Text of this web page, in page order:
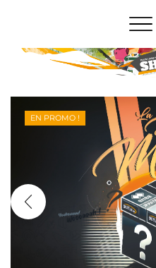
EN PROMO !